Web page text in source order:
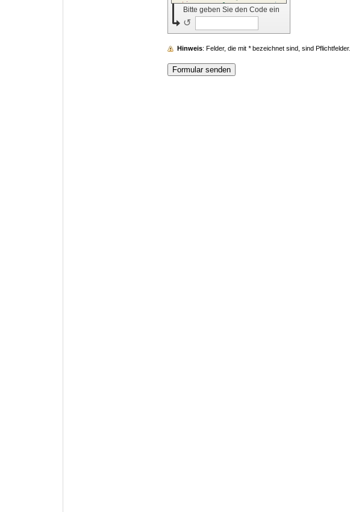
Bitte geben Sie den Code ein
↺
Hinweis : Felder, die mit *bezeichnet sind, sind Pflichtfelder.